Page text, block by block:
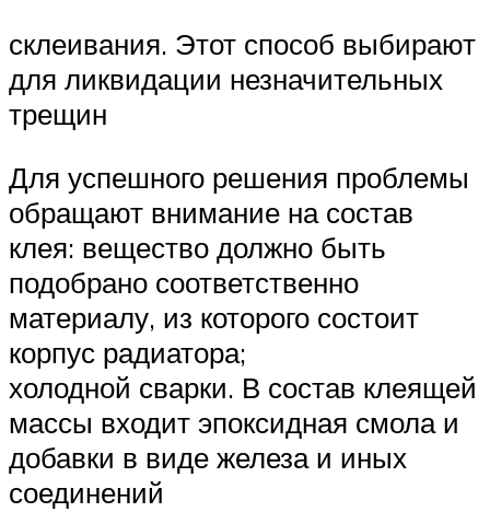
склеивания. Этот способ выбирают
для ликвидации незначительных
трещин
Для успешного решения проблемы
обращают внимание на состав
клея: вещество должно быть
подобрано соответственно
материалу, из которого состоит
корпус радиатора;
холодной сварки. В состав клеящей
массы входит эпоксидная смола и
добавки в виде железа и иных
соединений